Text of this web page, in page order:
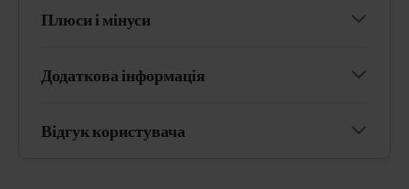
Плюси і мінуси
Додаткова інформація
Відгук користувача